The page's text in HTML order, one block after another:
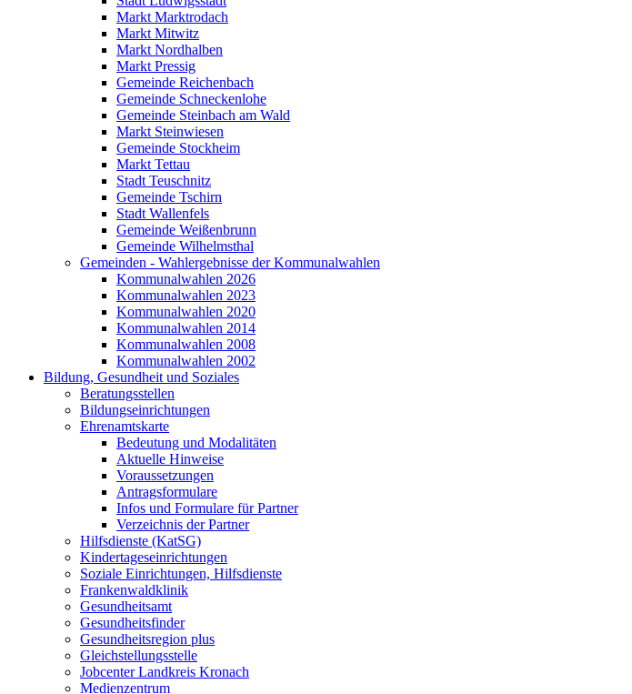
Markt Marktrodach
Markt Mitwitz
Markt Nordhalben
Markt Pressig
Gemeinde Reichenbach
Gemeinde Schneckenlohe
Gemeinde Steinbach am Wald
Markt Steinwiesen
Gemeinde Stockheim
Markt Tettau
Stadt Teuschnitz
Gemeinde Tschirn
Stadt Wallenfels
Gemeinde Weißenbrunn
Gemeinde Wilhelmsthal
Gemeinden - Wahlergebnisse der Kommunalwahlen
Kommunalwahlen 2026
Kommunalwahlen 2023
Kommunalwahlen 2020
Kommunalwahlen 2014
Kommunalwahlen 2008
Kommunalwahlen 2002
Bildung, Gesundheit und Soziales
Beratungsstellen
Bildungseinrichtungen
Ehrenamtskarte
Bedeutung und Modalitäten
Aktuelle Hinweise
Voraussetzungen
Antragsformulare
Infos und Formulare für Partner
Verzeichnis der Partner
Hilfsdienste (KatSG)
Kindertageseinrichtungen
Soziale Einrichtungen, Hilfsdienste
Frankenwaldklinik
Gesundheitsamt
Gesundheitsfinder
Gesundheitsregion plus
Gleichstellungsstelle
Jobcenter Landkreis Kronach
Medienzentrum